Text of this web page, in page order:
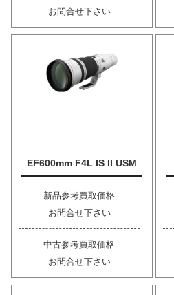
お問合せ下さい
EF600mm F4L IS II USM
新品参考買取価格
お問合せ下さい
中古参考買取価格
お問合せ下さい